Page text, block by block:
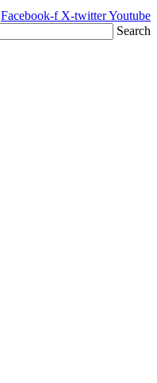
Facebook-f X-twitterYoutube
Search